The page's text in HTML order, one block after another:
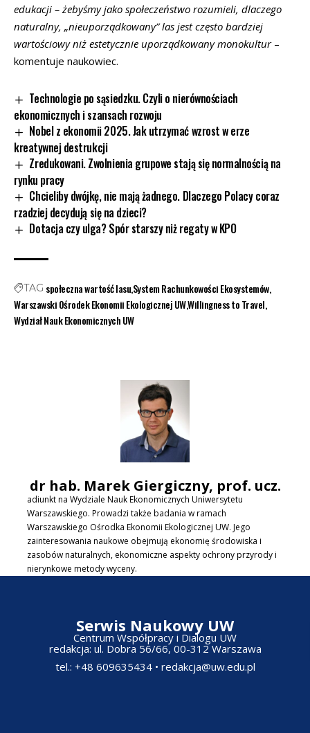
edukacji – żebyśmy jako społeczeństwo rozumieli, dlaczego
naturalny, „nieuporządkowany” las jest często bardziej
wartościowy niż estetycznie uporządkowany monokultur–
komentuje naukowiec.
Technologie po sąsiedzku. Czyli o nierównościach
ekonomicznych i szansach rozwoju
Nobel z ekonomii 2025. Jak utrzymać wzrost w erze
kreatywnej destrukcji
Zredukowani. Zwolnienia grupowe stają się normalnością na
rynku pracy
Chcieliby dwójkę, nie mają żadnego. Dlaczego Polacy coraz
rzadziej decydują się na dzieci?
Dotacja czy ulga? Spór starszy niż regaty w KPO
TAG społeczna wartość lasuSystem Rachunkowości Ekosystemów
Warszawski Ośrodek Ekonomii Ekologicznej UWWillingness to Travel
Wydział Nauk Ekonomicznych UW
dr hab. Marek Giergiczny, prof. ucz.
adiunkt na Wydziale Nauk Ekonomicznych Uniwersytetu
Warszawskiego. Prowadzi także badania w ramach
Warszawskiego Ośrodka Ekonomii Ekologicznej UW. Jego
zainteresowania naukowe obejmują ekonomię środowiska i
zasobów naturalnych, ekonomiczne aspekty ochrony przyrody i
nierynkowe metody wyceny.
Serwis Naukowy UW
Centrum Współpracy i Dialogu UW
redakcja: ul. Dobra 56/66, 00-312 Warszawa​
tel.: +48 609635434 • redakcja@uw.edu.pl